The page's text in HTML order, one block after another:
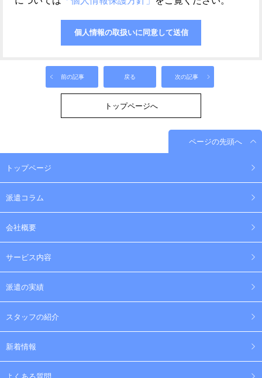
前の記事 戻る 次の記事
トップページへ
ページの先頭へ
トップページ
派遣コラム
会社概要
サービス内容
派遣の実績
スタッフの紹介
新着情報